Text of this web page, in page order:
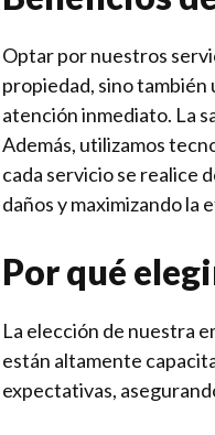
Optar por nuestros
propiedad, sino también
atención inmediato. La
Además, utilizamos
cada servicio se realice
daños y maximizando la
Por qué
La elección de nuestra
están altamente
expectativas,